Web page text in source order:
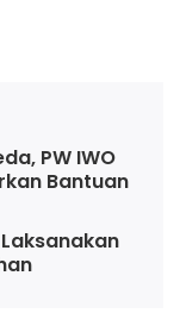
PW IWO
Bantuan